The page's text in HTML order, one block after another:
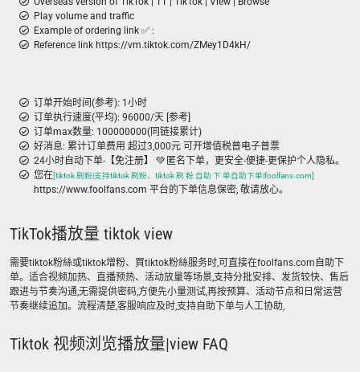
Play volume and traffic
Example of ordering link ✅ :
Reference link https://vm.tiktok.com/ZMey1D4kH/
订单开始时间(参考): 1小时
订单执行速度(平均): 96000/天 [参考]
订单max数量: 100000000(同链接累计)
好消息: 累计订单费用 超过3,000元 可开增值税普电子普票
24小时自动下单-【免注册】 💚 匿名下单，更安全-便捷-更保护个人隐私。
您在[tiktok 刷粉|支持tiktok 刷粉、tiktok 刷 粉 自助 下 单自助下单|foolfans.com]
https://www.foolfans.com 平台的下单信息保密, 敬请放心。
TikTok播放量 tiktok view
需要tiktok粉絲或tiktok增粉、買tiktok粉絲服务时,可直接在foolfans.com自助下
单。适合视频加热、直播预热、活动放量等场景,支持分批安排、发货较快、售后
跟进与节奏沟通,无需提供密码,方便先小量测试,再按预算、活动节点和日常运营
节奏继续追加。流程清楚,客服响应及时,支持自助下单与人工协助,
Tiktok 视频浏览播放量|view FAQ